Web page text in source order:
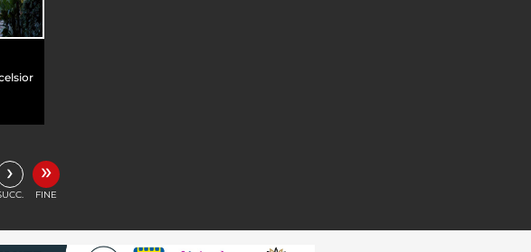
› »
FINE